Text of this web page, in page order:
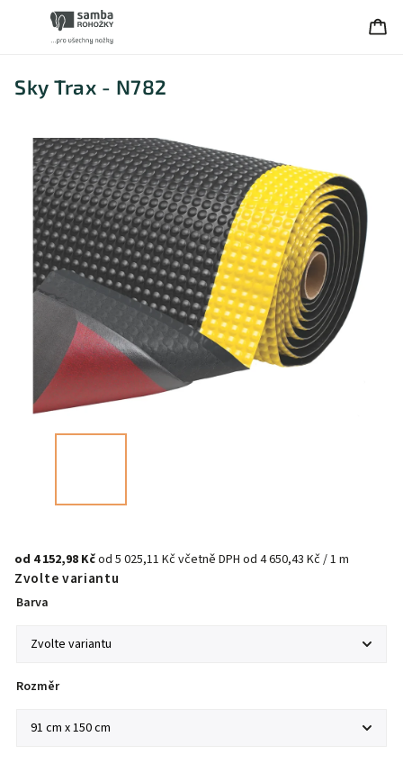
Sky Trax - N782
od 4 152,98 Kčod 5 025,11 Kčvčetně DPH od 4 650,43 Kč / 1 m
Zvolte variantu
Barva
Rozměr